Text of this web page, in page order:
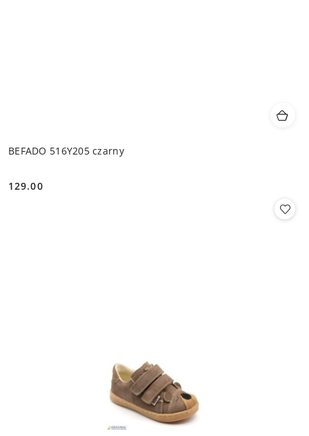
BEFADO 516Y205 czarny
Cena:
129.00